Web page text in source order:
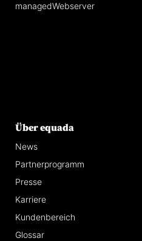
managedWebserver
Über equada
News
Partnerprogramm
Presse
Karriere
Kundenbereich
Glossar